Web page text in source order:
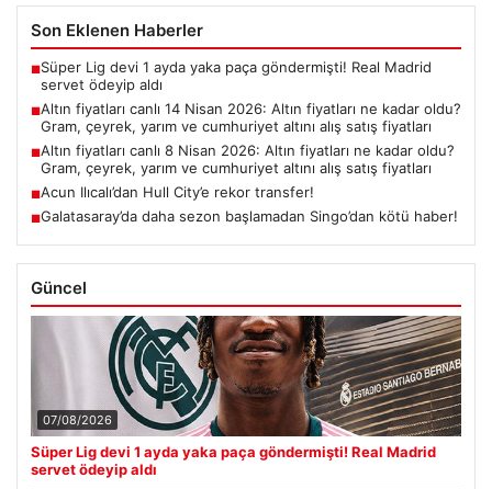
Son Eklenen Haberler
■Süper Lig devi 1 ayda yaka paça göndermişti! Real Madrid
servet ödeyip aldı
■Altın fiyatları canlı 14 Nisan 2026: Altın fiyatları ne kadar oldu?
Gram, çeyrek, yarım ve cumhuriyet altını alış satış fiyatları
■Altın fiyatları canlı 8 Nisan 2026: Altın fiyatları ne kadar oldu?
Gram, çeyrek, yarım ve cumhuriyet altını alış satış fiyatları
■Acun Ilıcalı’dan Hull City’e rekor transfer!
■Galatasaray’da daha sezon başlamadan Singo’dan kötü haber!
Güncel
07/08/2026
Süper Lig devi 1 ayda yaka paça göndermişti! Real Madrid
servet ödeyip aldı